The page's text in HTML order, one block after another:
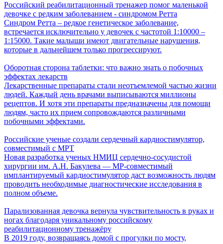
Российский реабилитационный тренажер помог маленькой
девочке с редким заболеванием - синдромом Ретта
Синдром Ретта – редкое генетическое заболевание,
встречается исключительно у девочек с частотой 1:10000 –
1:15000. Такие малыши имеют двигательные нарушения,
которые в дальнейшем только прогрессируют.
Оборотная сторона таблетки: что важно знать о побочных
эффектах лекарств
Лекарственные препараты стали неотъемлемой частью жизни
людей. Каждый день врачами выписываются миллионы
рецептов. И хотя эти препараты предназначены для помощи
людям, часто их прием сопровождаются различными
побочными эффектами.
Российские ученые создали сердечный кардиостимулятор,
совместимый с МРТ
Новая разработка ученых НМИЦ сердечно-сосудистой
хирургии им. А.Н. Бакулева — МР-совместимый
имплантируемый кардиостимулятор даст возможность людям
проводить необходимые диагностические исследования в
полном объеме.
Парализованная девочка вернула чувствительность в руках и
ногах благодаря уникальному российскому
реабилитационному тренажёру
В 2019 году, возвращаясь домой с прогулки по мосту,